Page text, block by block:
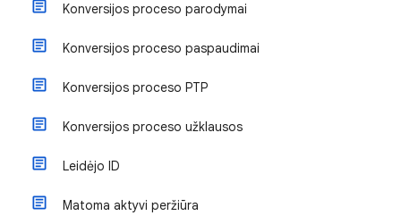
Konversijos proceso parodymai
Konversijos proceso paspaudimai
Konversijos proceso PTP
Konversijos proceso užklausos
Leidėjo ID
Matoma aktyvi peržiūra